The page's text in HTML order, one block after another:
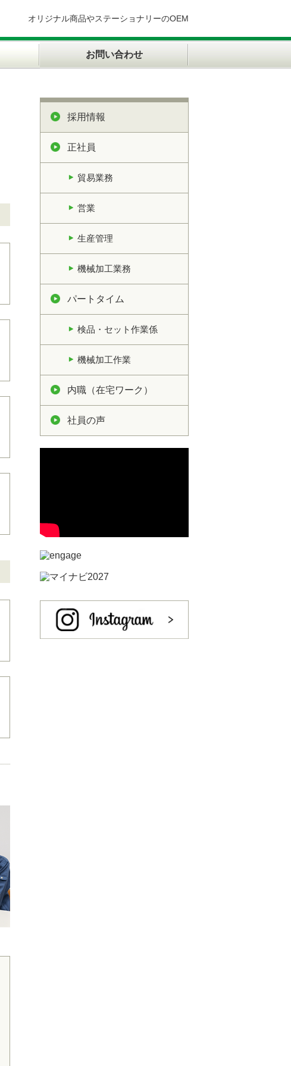
オリジナル商品やステーショナリーのOEM
お問い合わせ
採用情報
正社員
貿易業務
営業
生産管理
機械加工業務
パートタイム
検品・セット作業係
機械加工作業
内職（在宅ワーク）
社員の声